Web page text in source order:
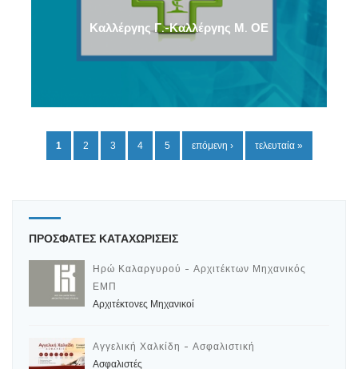
Καλλέργης Γ.-Καλλέργης Μ. ΟΕ
1 2 3 4 5 επόμενη › τελευταία »
ΠΡΟΣΦΑΤΕΣ ΚΑΤΑΧΩΡΙΣΕΙΣ
Ηρώ Καλαργυρού - Αρχιτέκτων Μηχανικός
ΕΜΠ
Αρχιτέκτονες Μηχανικοί
Αγγελική Χαλκίδη - Ασφαλιστική
Ασφαλιστές